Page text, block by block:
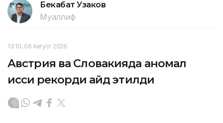
Бекабат Узаков
Муаллиф
13:10, 06 Август 2026
Австрия ва Словакияда аномал
иссиқ рекорди қайд этилди